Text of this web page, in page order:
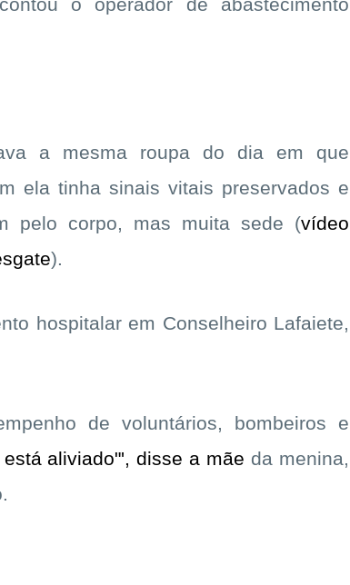
o operador de abastecimento
a mesma roupa do dia em que
ela tinha sinais vitais preservados e
pelo corpo, mas muita sede (vídeo
).
hospitalar em Conselheiro Lafaiete,
de voluntários, bombeiros e
aliviado"', disse a mãe da menina,